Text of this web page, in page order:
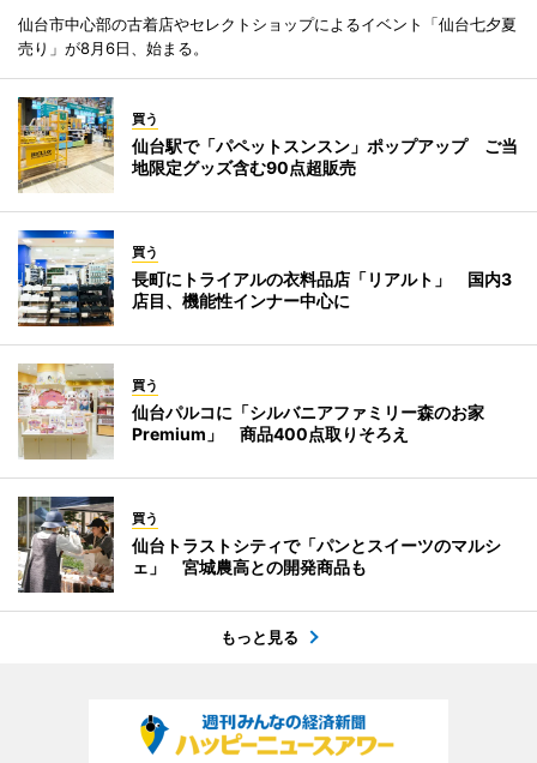
仙台市中心部の古着店やセレクトショップによるイベント「仙台七夕夏
売り」が8月6日、始まる。
買う
仙台駅で「パペットスンスン」ポップアップ ご当
地限定グッズ含む90点超販売
買う
長町にトライアルの衣料品店「リアルト」 国内3
店目、機能性インナー中心に
買う
仙台パルコに「シルバニアファミリー森のお家
Premium」 商品400点取りそろえ
買う
仙台トラストシティで「パンとスイーツのマルシ
ェ」 宮城農高との開発商品も
もっと見る